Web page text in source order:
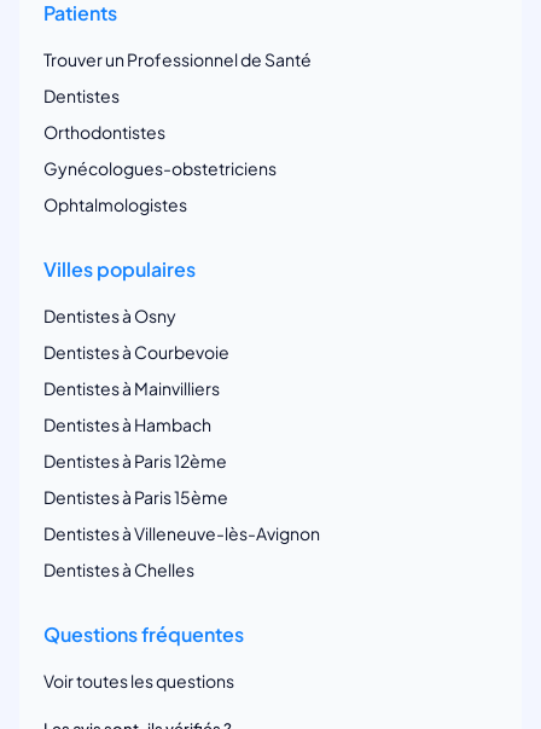
Patients
Trouver un Professionnel de Santé
Dentistes
Orthodontistes
Gynécologues-obstetriciens
Ophtalmologistes
Villes populaires
Dentistes à Osny
Dentistes à Courbevoie
Dentistes à Mainvilliers
Dentistes à Hambach
Dentistes à Paris 12ème
Dentistes à Paris 15ème
Dentistes à Villeneuve-lès-Avignon
Dentistes à Chelles
Questions fréquentes
Voir toutes les questions